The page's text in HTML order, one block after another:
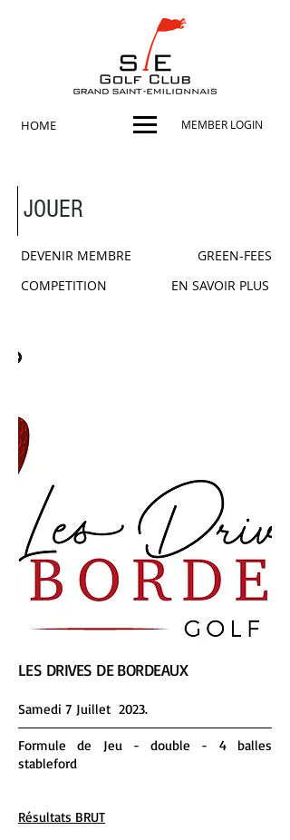
MEMBER LOGIN
HOME
JOUER
DEVENIR MEMBRE
COMPETITION
GREEN-FEES
EN SAVOIR PLUS
LES DRIVES DE BORDEAUX
Samedi 7 Juillet 2023.
Formule de Jeu - double - 4 balles
stableford
Résultats BRUT